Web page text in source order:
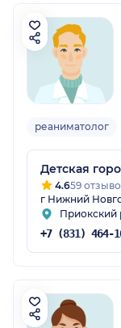
реаниматолог
Детская
4.659
г Нижний
Приокский